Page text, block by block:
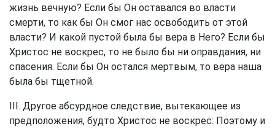
жизнь вечную? Если бы Он оставался во власти
смерти, то как бы Он смог нас освободить от этой
власти? И какой пустой была бы вера в Него? Если бы
Христос не воскрес, то не было бы ни оправдания, ни
спасения. Если бы Он остался мертвым, то вера наша
была бы тщетной.
III. Другое абсурдное следствие, вытекающее из
предположения, будто Христос не воскрес: Поэтому и